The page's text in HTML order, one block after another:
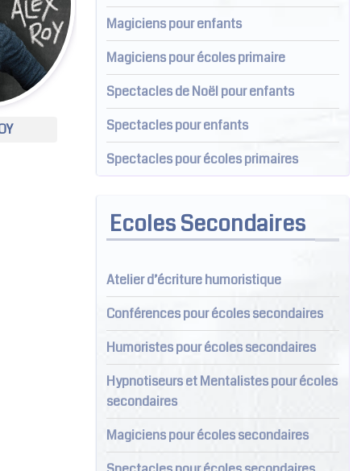
Magiciens pour enfants
Magiciens pour écoles primaire
Spectacles de Noël pour enfants
Spectacles pour enfants
Spectacles pour écoles primaires
Ecoles Secondaires
Atelier d’écriture humoristique
Conférences pour écoles secondaires
Humoristes pour écoles secondaires
Hypnotiseurs et Mentalistes pour écoles
secondaires
Magiciens pour écoles secondaires